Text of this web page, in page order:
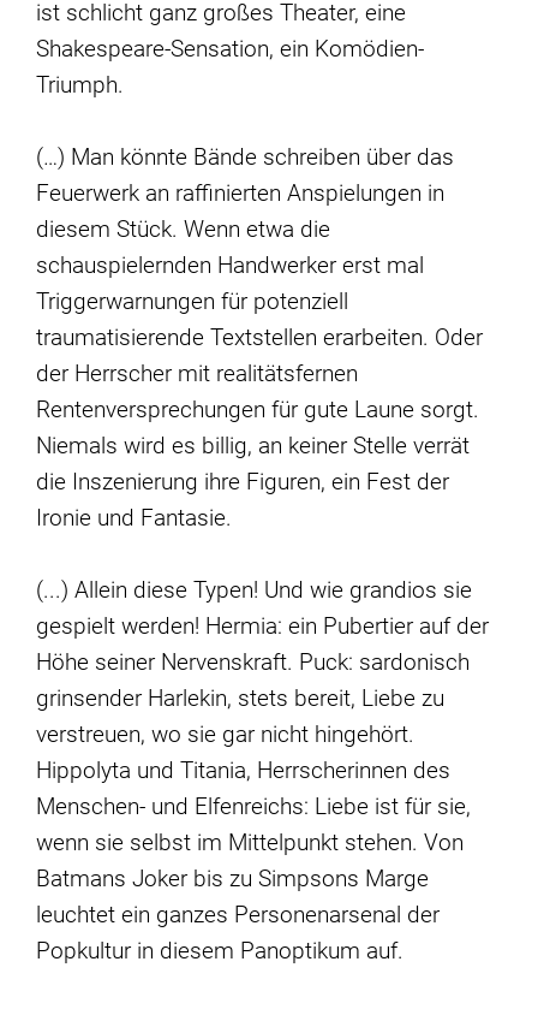
ist schlicht ganz großes Theater, eine
Shakespeare-Sensation, ein Komödien-
Triumph.
(…) Man könnte Bände schreiben über das
Feuerwerk an raffinierten Anspielungen in
diesem Stück. Wenn etwa die
schauspielernden Handwerker erst mal
Triggerwarnungen für potenziell
traumatisierende Textstellen erarbeiten. Oder
der Herrscher mit realitätsfernen
Rentenversprechungen für gute Laune sorgt.
Niemals wird es billig, an keiner Stelle verrät
die Inszenierung ihre Figuren, ein Fest der
Ironie und Fantasie.
(...) Allein diese Typen! Und wie grandios sie
gespielt werden! Hermia: ein Pubertier auf der
Höhe seiner Nervenskraft. Puck: sardonisch
grinsender Harlekin, stets bereit, Liebe zu
verstreuen, wo sie gar nicht hingehört.
Hippolyta und Titania, Herrscherinnen des
Menschen- und Elfenreichs: Liebe ist für sie,
wenn sie selbst im Mittelpunkt stehen. Von
Batmans Joker bis zu Simpsons Marge
leuchtet ein ganzes Personenarsenal der
Popkultur in diesem Panoptikum auf.